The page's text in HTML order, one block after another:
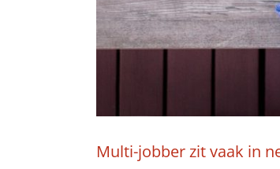
Multi-jobber zit vaak in